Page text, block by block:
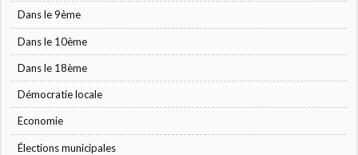
Dans le 9ème
Dans le 10ème
Dans le 18ème
Démocratie locale
Economie
Élections municipales